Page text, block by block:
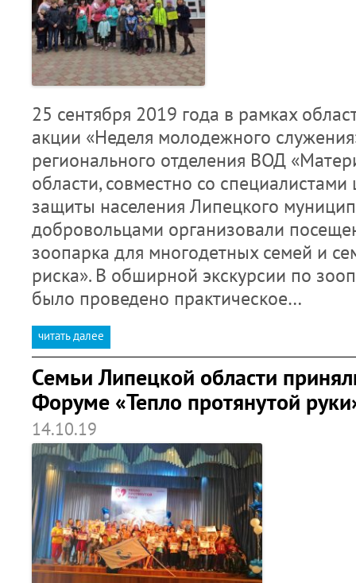
25 сентября 2019 года в рамках
акции «Неделя молодежного
регионального отделения ВОД
области, совместно со
защиты населения Липецкого
добровольцами организовали
зоопарка для многодетных семей и
риска». В обширной экскурсии по
было проведено практическое…
читать далее
Семьи Липецкой области
Форуме «Тепло протянутой
14.10.19